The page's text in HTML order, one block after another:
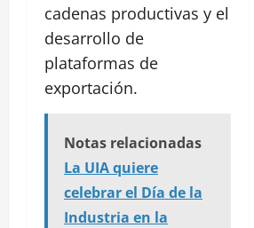
cadenas productivas y el
desarrollo de
plataformas de
exportación.
Notas relacionadas
La UIA quiere
celebrar el Día de la
Industria en la